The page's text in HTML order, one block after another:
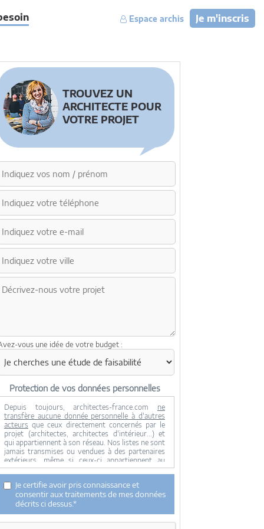
Je m'inscris
Espace archis
TROUVEZ UN
ARCHITECTE POUR
VOTRE PROJET
vous une idée de votre budget :
Protection de vos données personnelles
Depuis toujours, architectes-france.com ne
transfère aucune donnée personnelle à d'autres
acteurs que ceux directement concernés par le
projet (architectes, architectes d'intérieur...) et
qui appartiennent à son réseau. Nos listes ne sont
jamais transmises ou vendues à des partenaires
extérieurs, même si ceux-ci appartiennent au
domaine de la construction.
effectuée qu'avec votre consentement.
Je consens à ce que mes données personnelles
soient collectées pour permettre à architectes-
france de transférer votre projet aux architectes.
Seul Architectes-france, ses équipes internes et la
Je certifie avoir pris connaissance et
consentir aux traitements de mes données
décrits ci dessus.*